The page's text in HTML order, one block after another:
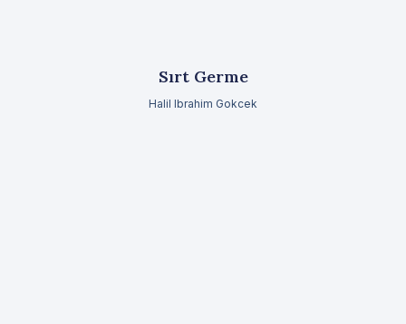
Sırt Germe
Halil Ibrahim Gokcek